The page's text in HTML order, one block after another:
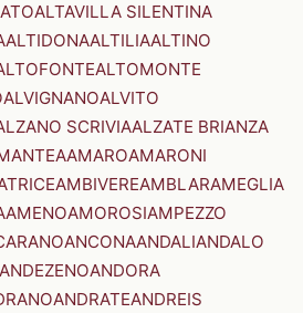
ALTAVILLA SILENTINA
ALTIDONAALTILIAALTINO
ALTOMONTE
ALVIGNANOALVITO
SCRIVIAALZATE BRIANZA
AMAROAMARONI
AMBIVEREAMBLARAMEGLIA
AMENOAMOROSIAMPEZZO
ANCONAANDALIANDALO
ANDEZENOANDORA
ANDRATEANDREIS